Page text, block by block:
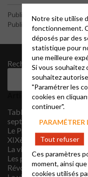
Publié le 1 décembre 2021
Publié par le webmaster
Rechercher
Articles récents
Tableau des cultes
septembre 2026
Le Protestantisme au
XIXème siècle
La vidéo du mois
Les protestants sous la
Révolution française
Notre site utilise
fonctionnement.
déposés par des
statistique pour
une meilleure
Si vous souhaitez
souhaitez
"Paramétrer les
cookies en
continuer".
PARAMÉTRER
Tout refuser
Ces paramètres
moment, ainsi
cookies utilisés